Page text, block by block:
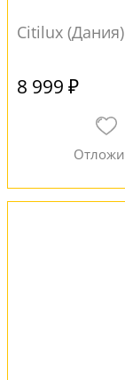
Citilux (Дания)
8 999 ₽